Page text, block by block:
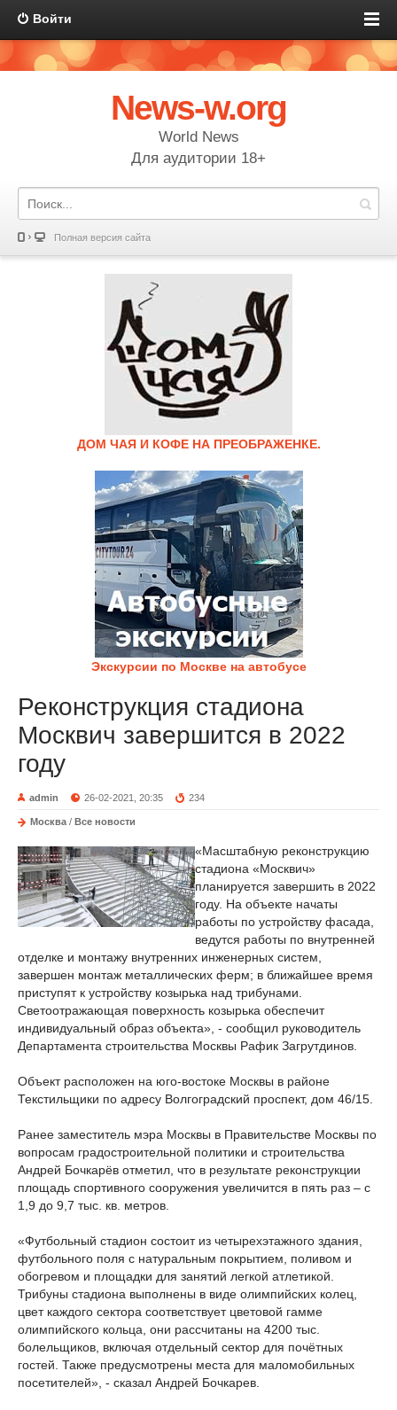
Войти
News-w.org
World News
Для аудитории 18+
Полная версия сайта
ДОМ ЧАЯ И КОФЕ НА ПРЕОБРАЖЕНКЕ.
Экскурсии по Москве на автобусе
Реконструкция стадиона
Москвич завершится в 2022
году
admin 26-02-2021, 20:35 234
Москва / Все новости
«Масштабную реконструкцию
стадиона «Москвич»
планируется завершить в 2022
году. На объекте начаты
работы по устройству фасада,
ведутся работы по внутренней
отделке и монтажу внутренних инженерных систем,
завершен монтаж металлических ферм; в ближайшее время
приступят к устройству козырька над трибунами.
Светоотражающая поверхность козырька обеспечит
индивидуальный образ объекта», - сообщил руководитель
Департамента строительства Москвы Рафик Загрутдинов.
Объект расположен на юго-востоке Москвы в районе
Текстильщики по адресу Волгоградский проспект, дом 46/15.
Ранее заместитель мэра Москвы в Правительстве Москвы по
вопросам градостроительной политики и строительства
Андрей Бочкарёв отметил, что в результате реконструкции
площадь спортивного сооружения увеличится в пять раз – с
1,9 до 9,7 тыс. кв. метров.
«Футбольный стадион состоит из четырехэтажного здания,
футбольного поля с натуральным покрытием, поливом и
обогревом и площадки для занятий легкой атлетикой.
Трибуны стадиона выполнены в виде олимпийских колец,
цвет каждого сектора соответствует цветовой гамме
олимпийского кольца, они рассчитаны на 4200 тыс.
болельщиков, включая отдельный сектор для почётных
гостей. Также предусмотрены места для маломобильных
посетителей», - сказал Андрей Бочкарев.